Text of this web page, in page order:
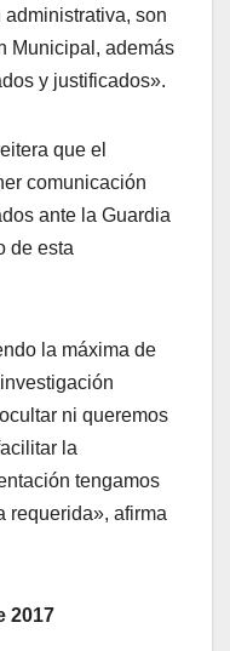
administrativa, son
Municipal, además
y justificados».
que el
comunicación
ante la Guardia
de esta
la máxima de
ni queremos
la
tengamos
requerida», afirma
2017